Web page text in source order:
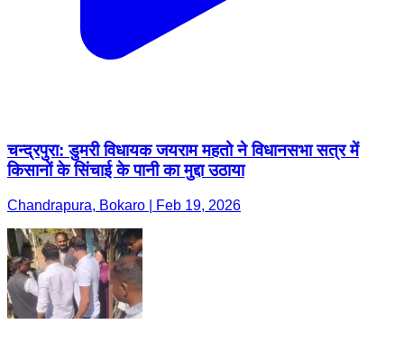
चन्द्रपुरा: डुमरी विधायक जयराम महतो ने विधानसभा सत्र में
किसानों के सिंचाई के पानी का मुद्दा उठाया
Chandrapura, Bokaro | Feb 19, 2026